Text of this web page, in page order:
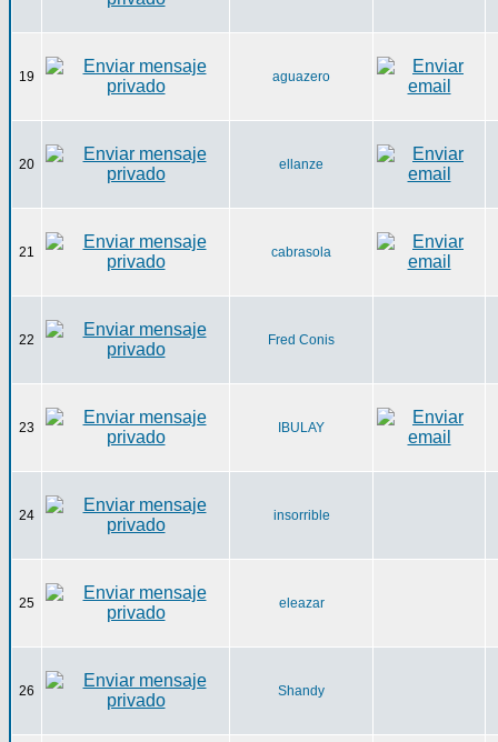
19 aguazero
20 ellanze
21 cabrasola
22 Fred Conis
23 IBULAY
24 insorrible
25 eleazar
26 Shandy